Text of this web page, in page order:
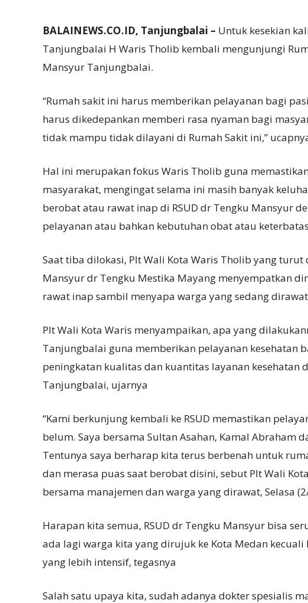
BALAINEWS.CO.ID, Tanjungbalai – Untuk kesekian
Tanjungbalai H Waris Tholib kembali mengunjungi
Mansyur Tanjungbalai.
“Rumah sakit ini harus memberikan pelayanan bagi
harus dikedepankan memberi rasa nyaman bagi
tidak mampu tidak dilayani di Rumah Sakit ini,”
Hal ini merupakan fokus Waris Tholib guna
masyarakat, mengingat selama ini masih banyak
berobat atau rawat inap di RSUD dr Tengku Mansyur
pelayanan atau bahkan kebutuhan obat atau
Saat tiba dilokasi, Plt Wali Kota Waris Tholib yang
Mansyur dr Tengku Mestika Mayang menyempatkan
rawat inap sambil menyapa warga yang sedang
Plt Wali Kota Waris menyampaikan, apa yang
Tanjungbalai guna memberikan pelayanan kesehatan
peningkatan kualitas dan kuantitas layanan kesehatan
Tanjungbalai, ujarnya
“Kami berkunjung kembali ke RSUD memastikan
belum. Saya bersama Sultan Asahan, Kamal Abraham
Tentunya saya berharap kita terus berbenah untuk
dan merasa puas saat berobat disini, sebut Plt Wali
bersama manajemen dan warga yang dirawat, Selasa
Harapan kita semua, RSUD dr Tengku Mansyur bisa
ada lagi warga kita yang dirujuk ke Kota Medan
yang lebih intensif, tegasnya
Salah satu upaya kita, sudah adanya dokter spesialis